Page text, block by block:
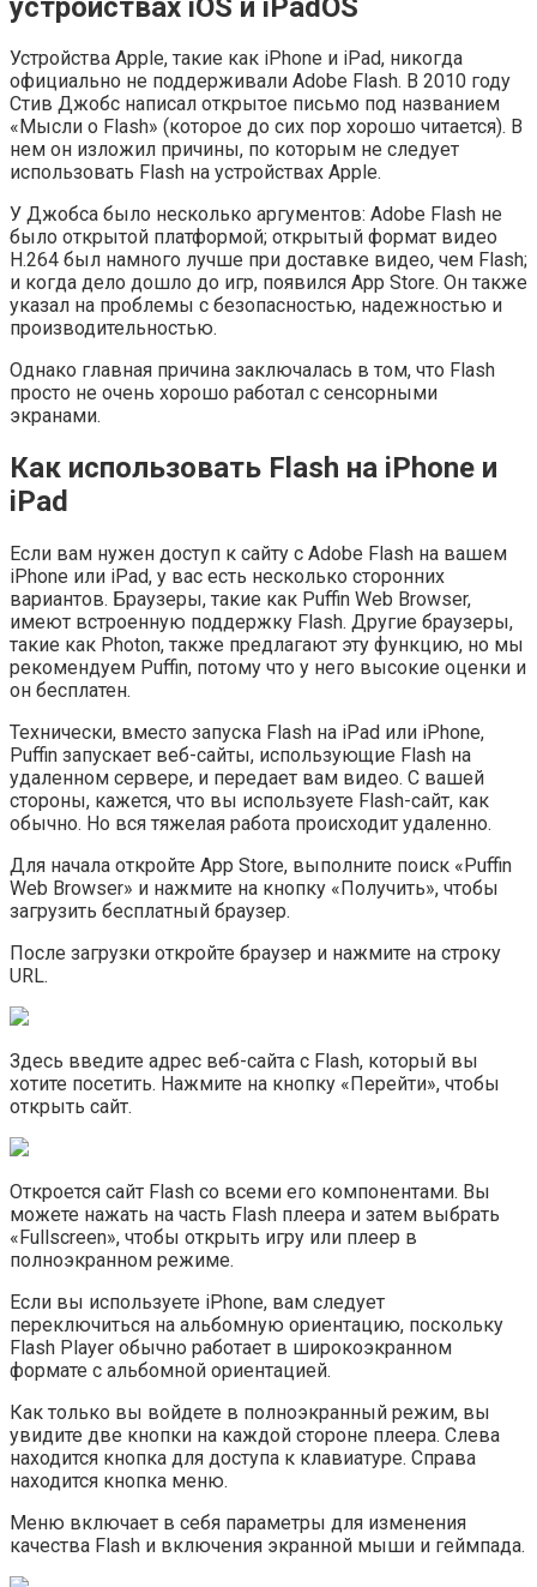
Устройства Apple, такие как iPhone и iPad, никогда
официально не поддерживали Adobe Flash. В 2010 году
Стив Джобс написал открытое письмо под названием
«Мысли о Flash» (которое до сих пор хорошо читается). В
нем он изложил причины, по которым не следует
использовать Flash на устройствах Apple.
У Джобса было несколько аргументов: Adobe Flash не
было открытой платформой; открытый формат видео
H.264 был намного лучше при доставке видео, чем Flash;
и когда дело дошло до игр, появился App Store. Он также
указал на проблемы с безопасностью, надежностью и
производительностью.
Однако главная причина заключалась в том, что Flash
просто не очень хорошо работал с сенсорными
экранами.
Как использовать Flash на iPhone и
iPad
Если вам нужен доступ к сайту с Adobe Flash на вашем
iPhone или iPad, у вас есть несколько сторонних
вариантов. Браузеры, такие как Puffin Web Browser,
имеют встроенную поддержку Flash. Другие браузеры,
такие как Photon, также предлагают эту функцию, но мы
рекомендуем Puffin, потому что у него высокие оценки и
он бесплатен.
Технически, вместо запуска Flash на iPad или iPhone,
Puffin запускает веб-сайты, использующие Flash на
удаленном сервере, и передает вам видео. С вашей
стороны, кажется, что вы используете Flash-сайт, как
обычно. Но вся тяжелая работа происходит удаленно.
Для начала откройте App Store, выполните поиск «Puffin
Web Browser» и нажмите на кнопку «Получить», чтобы
загрузить бесплатный браузер.
После загрузки откройте браузер и нажмите на строку
URL.
Здесь введите адрес веб-сайта с Flash, который вы
хотите посетить. Нажмите на кнопку «Перейти», чтобы
открыть сайт.
Откроется сайт Flash со всеми его компонентами. Вы
можете нажать на часть Flash плеера и затем выбрать
«Fullscreen», чтобы открыть игру или плеер в
полноэкранном режиме.
Если вы используете iPhone, вам следует
переключиться на альбомную ориентацию, поскольку
Flash Player обычно работает в широкоэкранном
формате с альбомной ориентацией.
Как только вы войдете в полноэкранный режим, вы
увидите две кнопки на каждой стороне плеера. Слева
находится кнопка для доступа к клавиатуре. Справа
находится кнопка меню.
Меню включает в себя параметры для изменения
качества Flash и включения экранной мыши и геймпада.